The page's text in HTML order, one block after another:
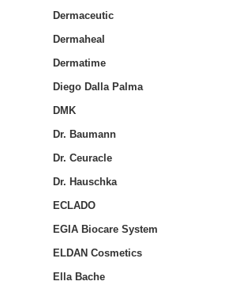
Dermaceutic
Dermaheal
Dermatime
Diego Dalla Palma
DMK
Dr. Baumann
Dr. Ceuracle
Dr. Hauschka
ECLADO
EGIA Biocare System
ELDAN Cosmetics
Ella Bache